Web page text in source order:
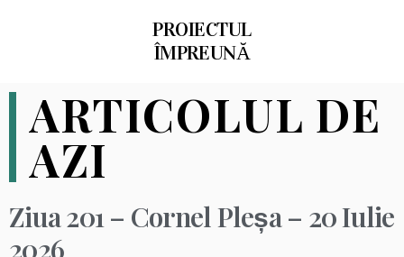
PROIECTUL
ÎMPREUNĂ
ARTICOLUL DE
AZI
Ziua 201 – Cornel Pleșa – 20 Iulie
2026